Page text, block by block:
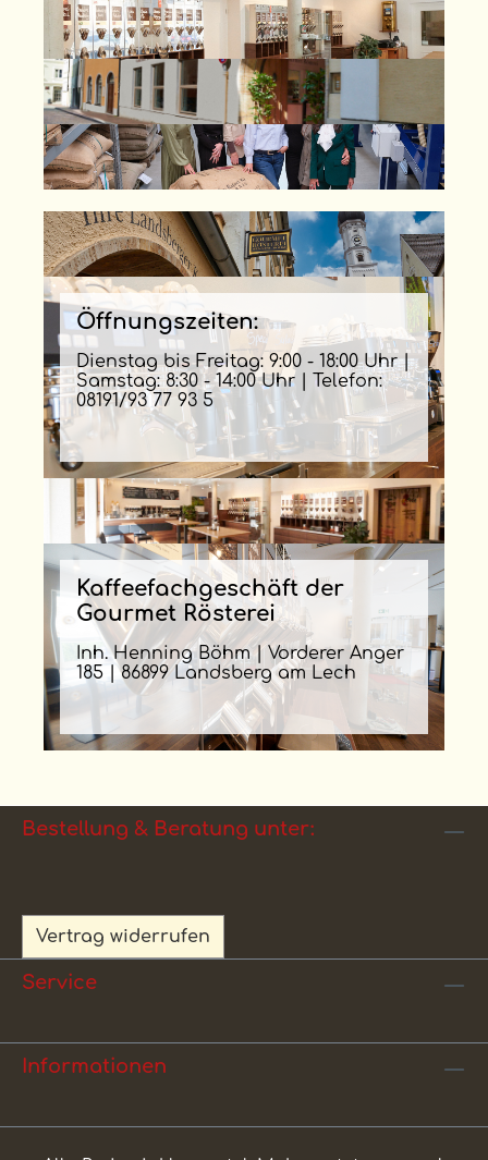
Öffnungszeiten:
Dienstag bis Freitag: 9:00 - 18:00 Uhr |
Samstag: 8:30 - 14:00 Uhr | Telefon:
08191/93 77 93 5
Kaffeefachgeschäft der
Gourmet Rösterei
Inh. Henning Böhm | Vorderer Anger
185 | 86899 Landsberg am Lech
Bestellung & Beratung unter:
Vertrag widerrufen
Service
Informationen